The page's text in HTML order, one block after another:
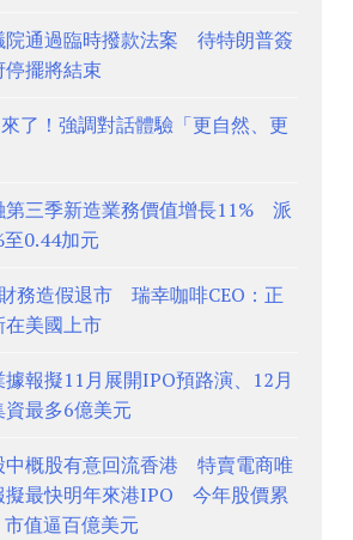
院通過臨時撥款法案 待特朗普簽
擺將結束
了！強調對話體驗「更自然、更
第三季新造業務價值增長11% 派
0.44加元
務造假退市 瑞幸咖啡CEO：正
在美國上市
報擬11月展開IPO預路演、12月
最多6億美元
中概股有意回流香港 特賣電商唯
擬最快明年來港IPO 今年股價累
值逼百億美元